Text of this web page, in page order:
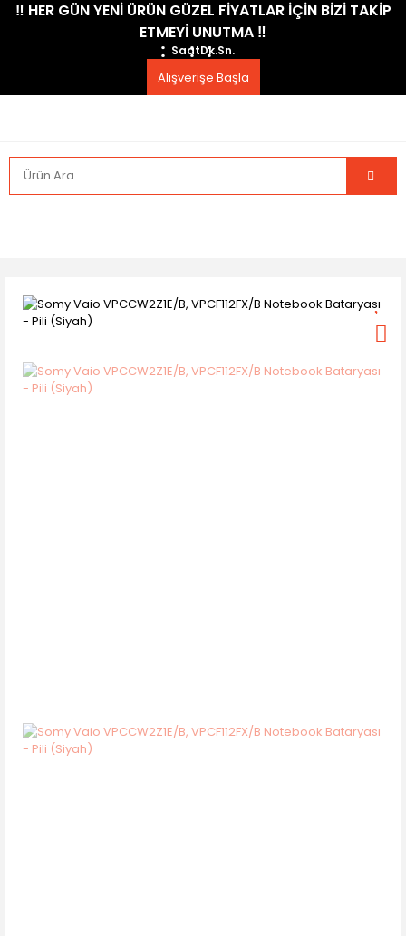
​‼️​ HER GÜN YENİ ÜRÜN GÜZEL FİYATLAR İÇİN BİZİ TAKİP
ETMEYİ UNUTMA ​‼️​
SaatDk.Sn.
Alışverişe Başla